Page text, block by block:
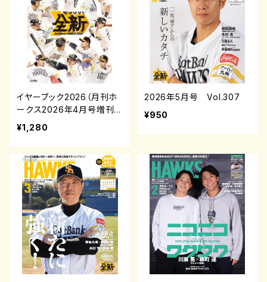
イヤーブック2026（月刊ホ
ークス2026年4月号増刊）
¥1,280
2026年5月号 Vol.307
¥950